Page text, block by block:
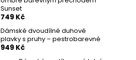
Sunset
749 Kč
Dámské dvoudílné duhové
plavky s pruhy – pestrobarevné
949 Kč